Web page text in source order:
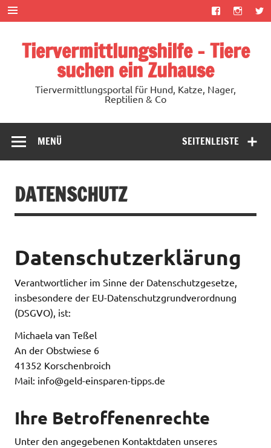
Zum
Inhalt
springen
Tiervermittlungshilfe – Tiere
suchen ein Zuhause
Tiervermittlungsportal für Hund, Katze, Nager,
Reptilien & Co
SEITENLEISTE
MENÜ
DATENSCHUTZ
Datenschutzerklärung
Verantwortlicher im Sinne der Datenschutzgesetze,
insbesondere der EU-Datenschutzgrundverordnung
(DSGVO), ist:
Michaela van Teßel
An der Obstwiese 6
41352 Korschenbroich
Mail: info@geld-einsparen-tipps.de
Ihre Betroffenenrechte
Unter den angegebenen Kontaktdaten unseres